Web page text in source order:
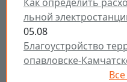
льной
05.08
Благоустройство
опавловске-